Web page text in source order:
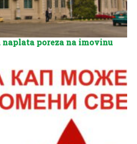
naplata poreza na imovinu